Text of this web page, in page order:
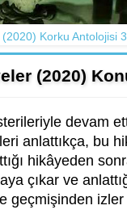
Korku Antolojisi 3
(2020)
devam
anlattıkça, bu
hikâyeden
çıkar ve
geçmişinden izler